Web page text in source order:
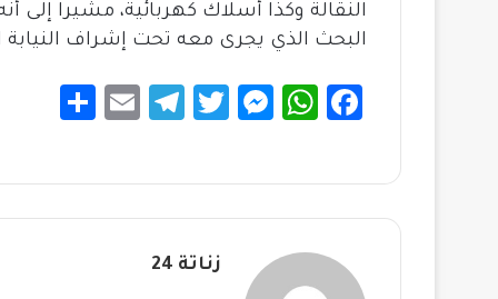
النقالة وكذا أسلاك كهربائية، مشيرا إلى
البحث الذي يجرى معه تحت إشراف النيابة
Fa
b
o
ok
W
sA
p
M
n
er
T
er
Te
a
E
e
زناتة 24